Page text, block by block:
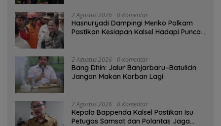
2 Agustus 2026 0 Komentar
Hasnuryadi Dampingi Menko Polkam
Pastikan Kesiapan Kalsel Hadapi Puncak
2 Agustus 2026 0 Komentar
Bang Dhin: Jalur Banjarbaru–Batulicin
Jangan Makan Korban Lagi
2 Agustus 2026 0 Komentar
Kepala Bappenda Kalsel Pastikan Isu
Petugas Samsat dan Polantas Jaga